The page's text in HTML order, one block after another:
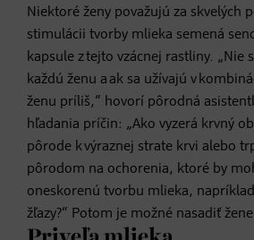
Niektoré ženy považujú za skvelých
stimulácii tvorby mlieka semená
kapsule z tejto vzácnej rastliny. „Nie
každú ženu a ak sa užívajú v
ženu príliš,“ hovorí pôrodná
hľadania príčin: „Ako vyzerá krvný
pôrode k výraznej strate krvi alebo
pôrodom na ochorenia, ktoré by
oneskorenú tvorbu mlieka,
žľazy?“ Potom je možné nasadiť